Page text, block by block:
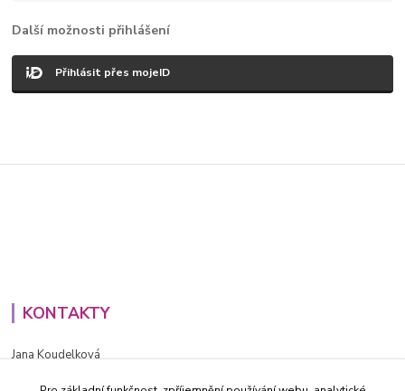
Další možnosti přihlášení
Přihlásit přes mojeID
KONTAKTY
Jana Koudelková